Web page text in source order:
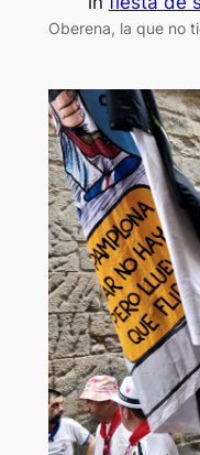
Oberena, la que no